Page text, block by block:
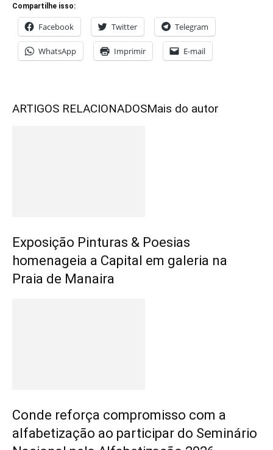
Compartilhe isso:
Facebook Twitter Telegram
WhatsApp Imprimir E-mail
ARTIGOS RELACIONADOSMais do autor
Exposição Pinturas & Poesias
homenageia a Capital em galeria na
Praia de Manaira
Conde reforça compromisso com a
alfabetização ao participar do Seminário